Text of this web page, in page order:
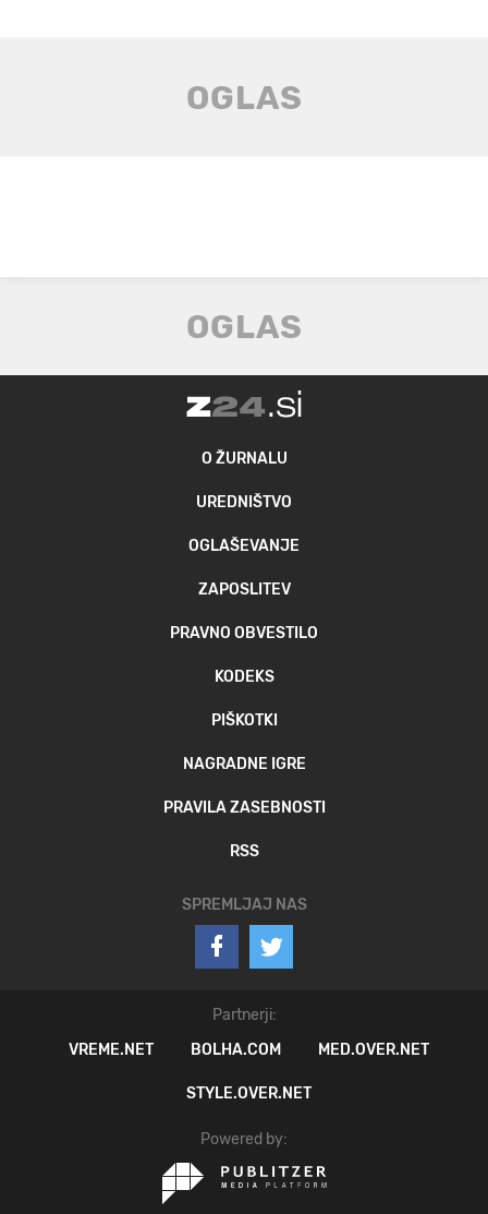
O ŽURNALU
UREDNIŠTVO
OGLAŠEVANJE
ZAPOSLITEV
PRAVNO OBVESTILO
KODEKS
PIŠKOTKI
NAGRADNE IGRE
PRAVILA ZASEBNOSTI
RSS
SPREMLJAJ NAS
Partnerji:
VREME.NET
BOLHA.COM MED.OVER.NET
STYLE.OVER.NET
Powered by: